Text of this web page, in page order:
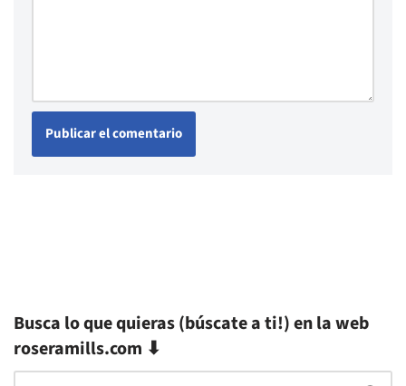
Busca lo que quieras (búscate a ti!) en la web
roseramills.com ⬇